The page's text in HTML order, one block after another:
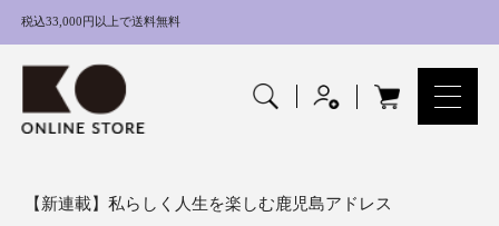
税込33,000円以上で送料無料
【新連載】私らしく人生を楽しむ鹿児島アドレス